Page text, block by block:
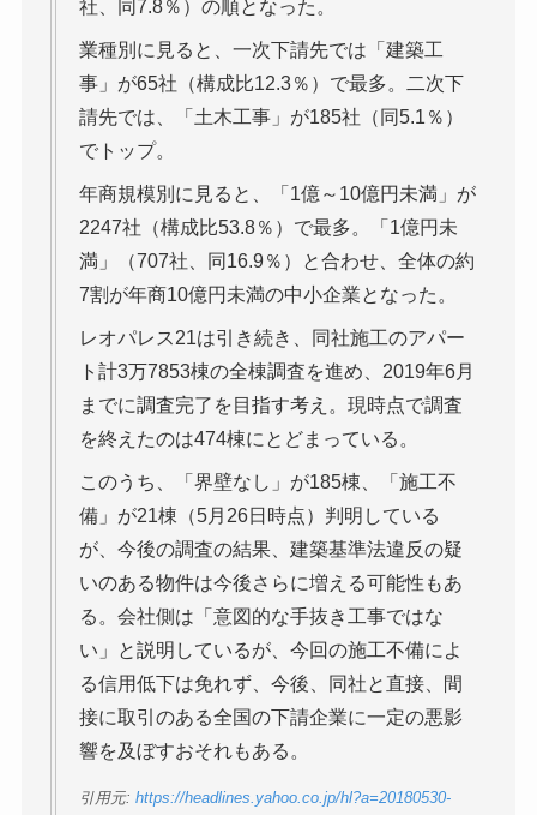
社、同7.8％）の順となった。
業種別に見ると、一次下請先では「建築工
事」が65社（構成比12.3％）で最多。二次下
請先では、「土木工事」が185社（同5.1％）
でトップ。
年商規模別に見ると、「1億～10億円未満」が
2247社（構成比53.8％）で最多。「1億円未
満」（707社、同16.9％）と合わせ、全体の約
7割が年商10億円未満の中小企業となった。
レオパレス21は引き続き、同社施工のアパー
ト計3万7853棟の全棟調査を進め、2019年6月
までに調査完了を目指す考え。現時点で調査
を終えたのは474棟にとどまっている。
このうち、「界壁なし」が185棟、「施工不
備」が21棟（5月26日時点）判明している
が、今後の調査の結果、建築基準法違反の疑
いのある物件は今後さらに増える可能性もあ
る。会社側は「意図的な手抜き工事ではな
い」と説明しているが、今回の施工不備によ
る信用低下は免れず、今後、同社と直接、間
接に取引のある全国の下請企業に一定の悪影
響を及ぼすおそれもある。
引用元: https://headlines.yahoo.co.jp/hl?a=20180530-